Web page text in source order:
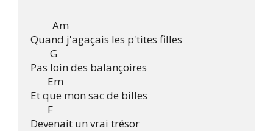
         Am
Quand j'agaçais les p'tites filles
        G
Pas loin des balançoires
       Em
Et que mon sac de billes
       F
Devenait un vrai trésor